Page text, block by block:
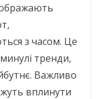
з часом. Це
тренди,
Важливо
вплинути